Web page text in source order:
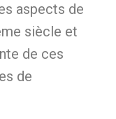
aspects de
siècle et
de ces
de